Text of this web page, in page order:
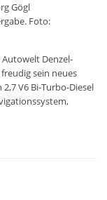
Gögl
Foto:
Denzel-
sein neues
V6 Bi-Turbo-Diesel